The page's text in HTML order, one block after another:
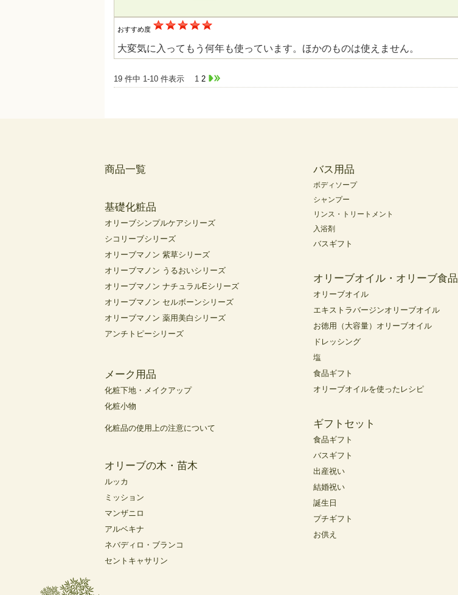
おすすめ度
大変気に入ってもう何年も使っています。ほかのものは使えません。
19 件中 1-10 件表示 1 2
商品一覧
基礎化粧品
オリーブシンプルケアシリーズ
シコリーブシリーズ
オリーブマノン 紫草シリーズ
オリーブマノン うるおいシリーズ
オリーブマノン ナチュラルEシリーズ
オリーブマノン セルボーンシリーズ
オリーブマノン 薬用美白シリーズ
アンチトピーシリーズ
メーク用品
化粧下地・メイクアップ
化粧小物
化粧品の使用上の注意について
オリーブの木・苗木
ルッカ
ミッション
マンザニロ
アルベキナ
ネバディロ・ブランコ
セントキャサリン
バス用品
ボディソープ
シャンプー
リンス・トリートメント
入浴剤
バスギフト
オリーブオイル・オリーブ食品
オリーブオイル
エキストラバージンオリーブオイル
お徳用（大容量）オリーブオイル
ドレッシング
塩
食品ギフト
オリーブオイルを使ったレシピ
ギフトセット
食品ギフト
バスギフト
出産祝い
結婚祝い
誕生日
プチギフト
お供え